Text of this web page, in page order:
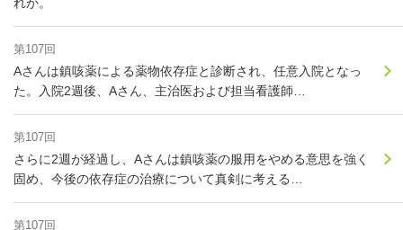
第107回
Aさんは鎮咳薬による薬物依存症と診断され、任意入院となっ
た。入院2週後、Aさん、主治医および担当看護師…
第107回
さらに2週が経過し、Aさんは鎮咳薬の服用をやめる意思を強く
固め、今後の依存症の治療について真剣に考える…
第107回